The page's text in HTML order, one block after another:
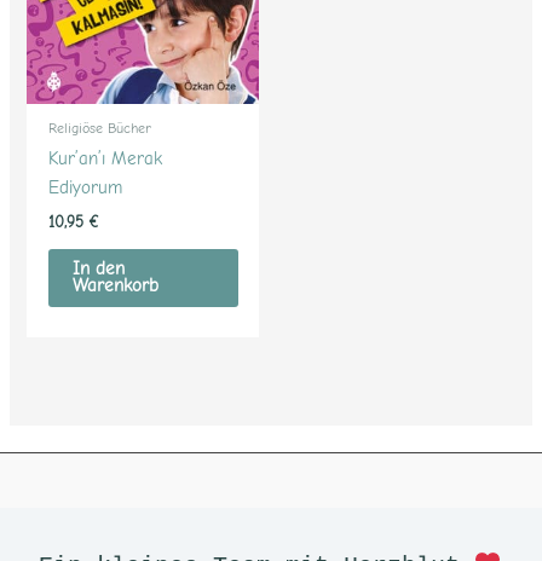
Religiöse Bücher
Kur’an’ı Merak
Ediyorum
10,95 €
In den
Warenkorb